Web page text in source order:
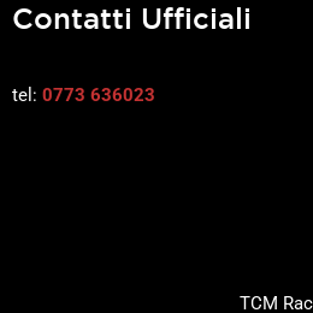
Contatti Ufficiali
tel: 0773 636023
TCM